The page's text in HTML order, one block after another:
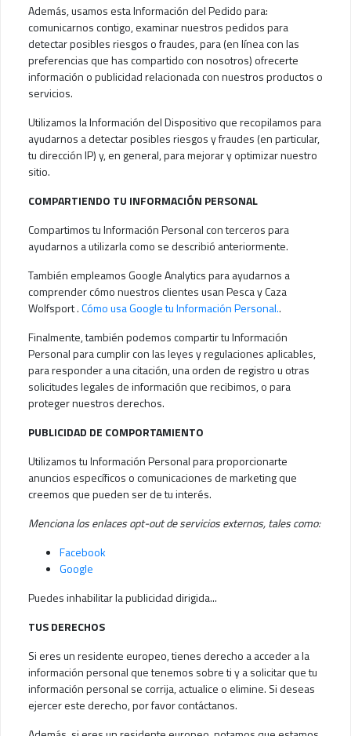
Además, usamos esta Información del Pedido para:
comunicarnos contigo, examinar nuestros pedidos para
detectar posibles riesgos o fraudes, para (en línea con las
preferencias que has compartido con nosotros) ofrecerte
información o publicidad relacionada con nuestros productos o
servicios.
Utilizamos la Información del Dispositivo que recopilamos para
ayudarnos a detectar posibles riesgos y fraudes (en particular,
tu dirección IP) y, en general, para mejorar y optimizar nuestro
sitio.
COMPARTIENDO TU INFORMACIÓN PERSONAL
Compartimos tu Información Personal con terceros para
ayudarnos a utilizarla como se describió anteriormente.
También empleamos Google Analytics para ayudarnos a
comprender cómo nuestros clientes usan Pesca y Caza
Wolfsport .Cómo usa Google tu Información Personal..
Finalmente, también podemos compartir tu Información
Personal para cumplir con las leyes y regulaciones aplicables,
para responder a una citación, una orden de registro u otras
solicitudes legales de información que recibimos, o para
proteger nuestros derechos.
PUBLICIDAD DE COMPORTAMIENTO
Utilizamos tu Información Personal para proporcionarte
anuncios específicos o comunicaciones de marketing que
creemos que pueden ser de tu interés.
Menciona los enlaces opt-out de servicios externos, tales como:
Facebook
Google
Puedes inhabilitar la publicidad dirigida...
TUS DERECHOS
Si eres un residente europeo, tienes derecho a acceder a la
información personal que tenemos sobre ti y a solicitar que tu
información personal se corrija, actualice o elimine. Si deseas
ejercer este derecho, por favor contáctanos.